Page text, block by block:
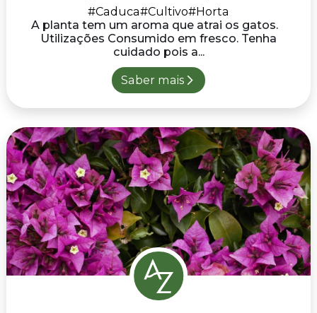
#Caduca#Cultivo#Horta
A planta tem um aroma que atrai os gatos.
Utilizações Consumido em fresco. Tenha
cuidado pois a...
Saber mais